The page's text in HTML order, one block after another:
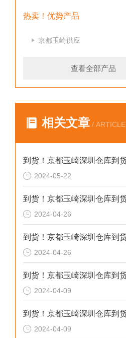
热卖！优势产品
京都玉崎供应
查看全部产品
相关文章 / ARTICLE
2024-05-22
2024-04-26
2024-04-26
2024-04-09
2024-04-09